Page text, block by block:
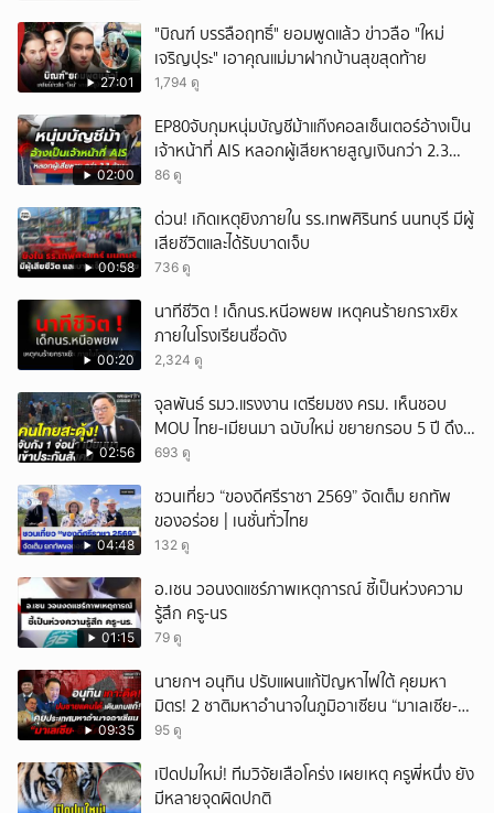
27:01
"บิณฑ์ บรรลือฤทธิ์" ยอมพูดแล้ว ข่าวลือ "ใหม่
เจริญปุระ" เอาคุณแม่มาฝากบ้านสุขสุดท้าย
1,794 ดู
02:00
EP80จับกุมหนุ่มบัญชีม้าแก๊งคอลเซ็นเตอร์อ้างเป็น
เจ้าหน้าที่ AIS หลอกผู้เสียหายสูญเงินกว่า 2.3
ล้านบาท
86 ดู
00:58
ด่วน! เกิดเหตุยิงภายใน รร.เทพศิรินทร์ นนทบุรี มีผู้
เสียชีวิตและได้รับบาดเจ็บ
736 ดู
00:20
นาทีชีวิต ! เด็กนร.หนีอพยพ เหตุคนร้ายกราxยิx
ภายในโรงเรียนชื่อดัง
2,324 ดู
02:56
จุลพันธ์ รมว.แรงงาน เตรียมชง ครม. เห็นชอบ
MOU ไทย-เมียนมา ฉบับใหม่ ขยายกรอบ 5 ปี ดึง
แรงงานเข้าระบบ
693 ดู
04:48
ชวนเที่ยว “ของดีศรีราชา 2569” จัดเต็ม ยกทัพ
ของอร่อย | เนชั่นทั่วไทย
132 ดู
01:15
อ.เชน วอนงดแชร์ภาพเหตุการณ์ ชี้เป็นห่วงความ
รู้สึก ครู-นร
79 ดู
09:35
นายกฯ อนุทิน ปรับแผนแก้ปัญหาไฟใต้ คุยมหา
มิตร! 2 ชาติมหาอำนาจในภูมิอาเซียน “มาเลเซีย-
อินโดนีเซีย”
95 ดู
เปิดปมใหม่! ทีมวิจัยเสือโคร่ง เผยเหตุ ครูพี่หนึ่ง ยัง
มีหลายจุดผิดปกติ